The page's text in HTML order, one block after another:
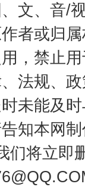
、文、音/
者或归
，禁止
法规、
未能及
知本网
们将立即
法